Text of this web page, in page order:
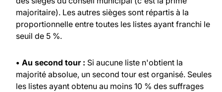
majoritaire). Les autres sièges sont répartis à la
proportionnelle entre toutes les listes ayant franchi le
seuil de 5 %.
• Au second tour : Si aucune liste n'obtient la
majorité absolue, un second tour est organisé. Seules
les listes ayant obtenu au moins 10 % des suffrages